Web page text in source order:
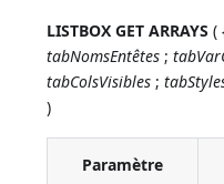
LISTBOX GET ARRAYS (
tabNomsEntêtes ;
tabColsVisibles ;
)
Paramètre